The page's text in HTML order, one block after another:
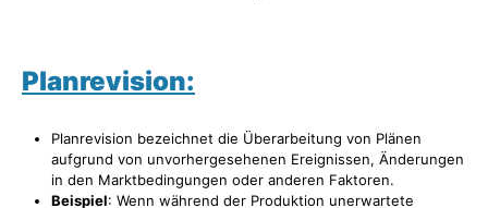
Planrevision:
Planrevision bezeichnet die Überarbeitung von Plänen
aufgrund von unvorhergesehenen Ereignissen, Änderungen
in den Marktbedingungen oder anderen Faktoren.
Beispiel: Wenn während der Produktion unerwartete